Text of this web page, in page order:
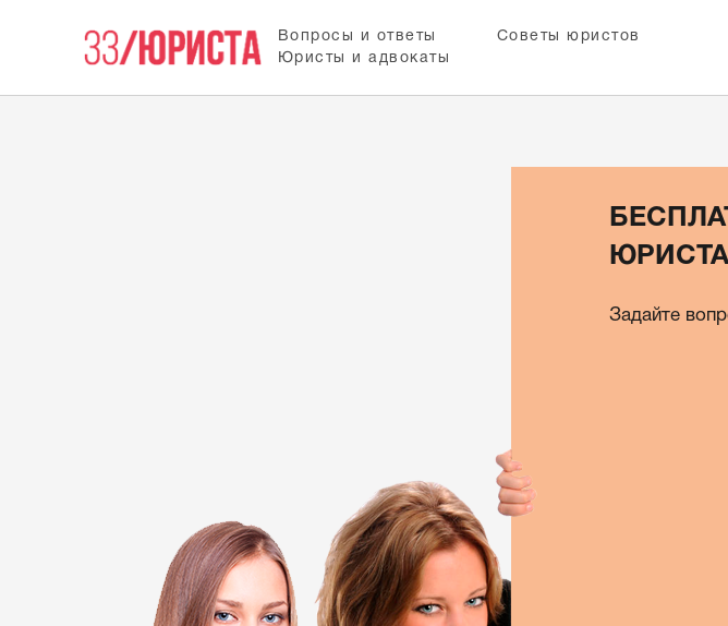
Вопросы и ответы
Советы юристов
Юристы и адвокаты
Задайте